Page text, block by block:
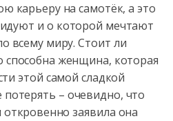
карьеру на самотёк, а это
и о которой мечтают
всему миру. Стоит ли
способна женщина, которая
этой самой сладкой
– очевидно, что
заявила она